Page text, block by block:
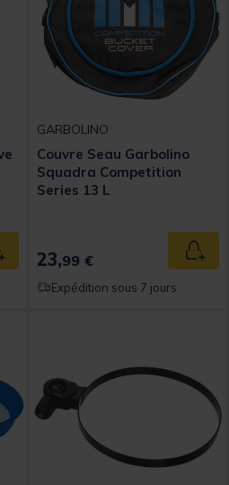
au panier
GARBOLINO
Couvre Seau Garbolino
Squadra Competition
Series 13 L
23,99 €
Expédition sous 7 jours